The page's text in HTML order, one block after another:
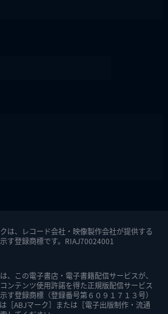
は、レコード会社・映像製作会社が提供する
す登録商標です。RIAJ70024001
、この電子書店・電子書籍配信サービスが、
ンテンツ使用許諾を得た正規版配信サービス
す登録商標（登録番号第６０９１７１３号）
［ABJマーク］または［電子出版制作・流通